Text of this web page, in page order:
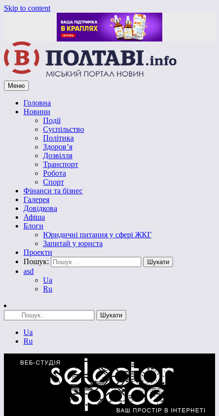
Skip to content
Vpoltave.info
Полтавський портал новин
Меню
Головна
Новини
Події
Суспільство
Політика
Здоров’я
Дозвілля
Транспорт
Робота
Спорт
Фінанси та бізнес
Галерея
Довідкова
Афіша
Блоги
Юридичні питання у сфері ЖКГ
Запитай у юриста
Проекти
Пошук:
asd
Ua
Ru
Ua
Ru